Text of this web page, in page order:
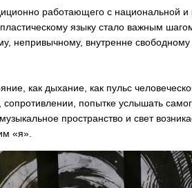
работающего с национальной и
языку стало важным
непривычному, внутренне
как дыхание, как пульс
попытке услышать
пространство и свет
«я».